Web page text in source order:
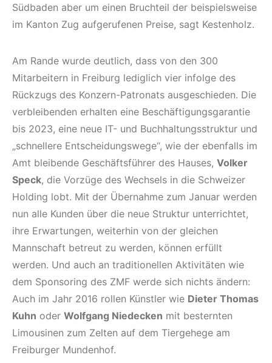
Südbaden aber um einen Bruchteil der beispielsweise
im Kanton Zug aufgerufenen Preise, sagt Kestenholz.
Am Rande wurde deutlich, dass von den 300
Mitarbeitern in Freiburg lediglich vier infolge des
Rückzugs des Konzern-Patronats ausgeschieden. Die
verbleibenden erhalten eine Beschäftigungsgarantie
bis 2023, eine neue IT- und Buchhaltungsstruktur und
„schnellere Entscheidungswege“, wie der ebenfalls im
Amt bleibende Geschäftsführer des Hauses, Volker
Speck, die Vorzüge des Wechsels in die Schweizer
Holding lobt. Mit der Übernahme zum Januar werden
nun alle Kunden über die neue Struktur unterrichtet,
ihre Erwartungen, weiterhin von der gleichen
Mannschaft betreut zu werden, können erfüllt
werden. Und auch an traditionellen Aktivitäten wie
dem Sponsoring des ZMF werde sich nichts ändern:
Auch im Jahr 2016 rollen Künstler wie Dieter Thomas
Kuhn oder Wolfgang Niedecken mit besternten
Limousinen zum Zelten auf dem Tiergehege am
Freiburger Mundenhof.